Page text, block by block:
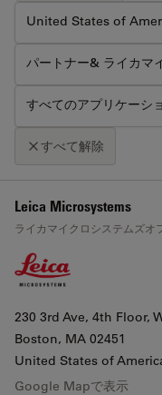
United States of
パートナー& ライカマ
すべてのアプリケーシ
すべて解除
+
−
地図をクリッ
Leica Microsystems
ライカマイクロシステムズオ
230 3rd Ave, 4th Floor,
Boston, MA 02451
United States of
Google Mapで表示